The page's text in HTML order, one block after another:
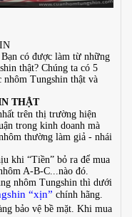
n
có được làm từ những
thật? Chúng ta có 5
nhôm Tungshin thật và
THẬT
trên thị trường hiện
trong kinh doanh mà
thường làm giả - nhái
khi “Tiền” bỏ ra để mua
A-B-C...nào đó.
nhôm Tungshin thì dưới
“xịn” chính hãng.
bảo vệ bề mặt. Khi mua